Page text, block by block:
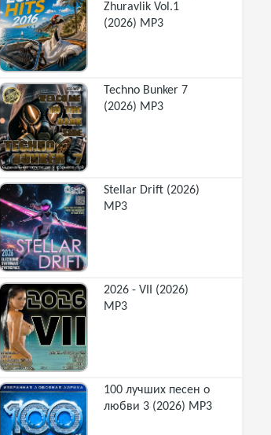
Zhuravlik Vol.1
(2026) MP3
Techno Bunker 7
(2026) MP3
Stellar Drift (2026)
MP3
2026 - VII (2026)
MP3
100 лучших песен о
любви 3 (2026) MP3